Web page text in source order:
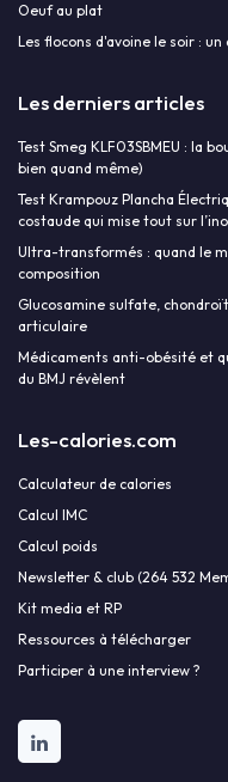
Oeuf au plat
Les flocons d'avoine le soir :
Les derniers articles
Test Smeg KLF03SBMEU : la
bien quand même)
Test Krampouz Plancha
costaude qui mise tout sur
Ultra-transformés : quand le
composition
Glucosamine sulfate,
articulaire
Médicaments anti-obésité et
du BMJ révèlent
Les-calories.com
Calculateur de calories
Calcul IMC
Calcul poids
Newsletter & club (264 532
Kit media et RP
Ressources à télécharger
Participer à une interview ?